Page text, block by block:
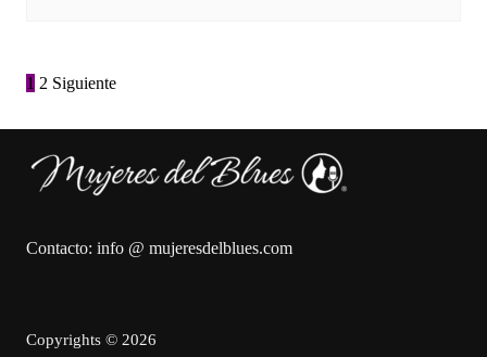
Paginación
entradas
1 2 Siguiente
Contacto: info @ mujeresdelblues.com
Copyrights © 2026